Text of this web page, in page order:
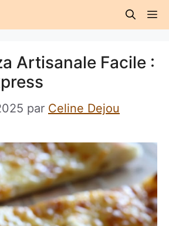
Artisanale Facile :
par Celine Dejou